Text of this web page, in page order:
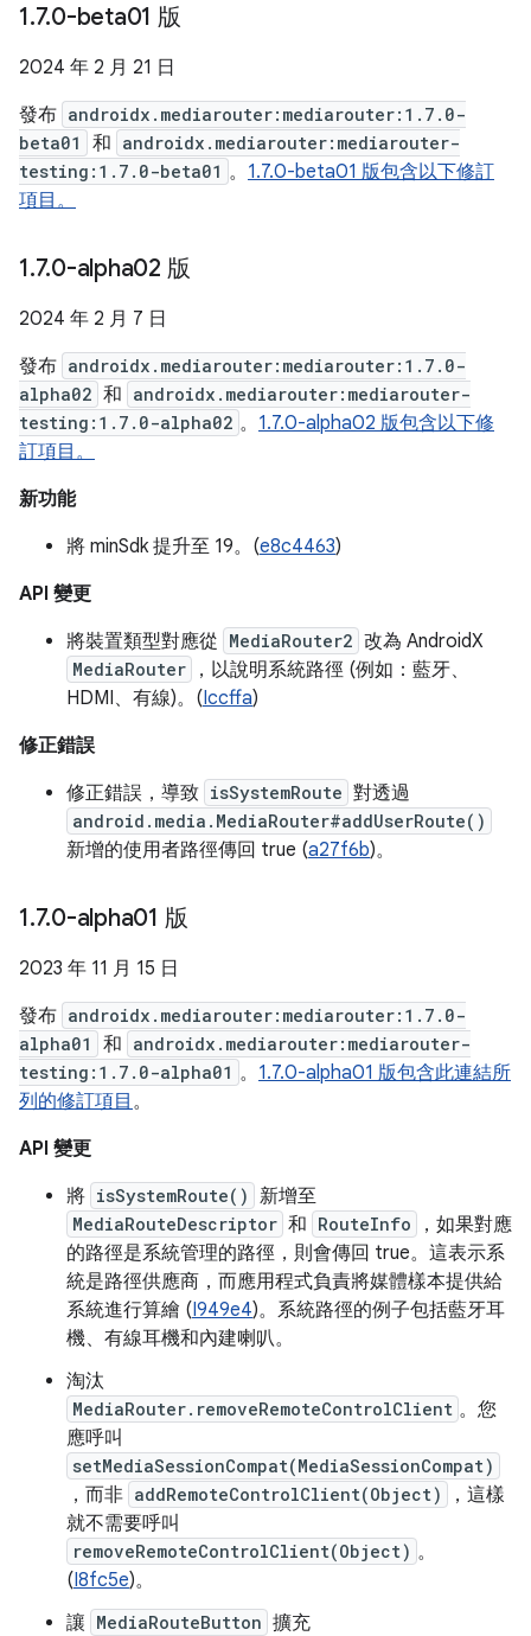
1.7.0-beta01 版
2024 年 2 月 21 日
發布 androidx.mediarouter:mediarouter:1.7.0-
beta01
和 androidx.mediarouter:mediarouter-
testing:1.7.0-beta01 。 1.7.0-beta01 版包含以下修訂
項目。
1.7.0-alpha02 版
2024 年 2 月 7 日
發布 androidx.mediarouter:mediarouter:1.7.0-
alpha02 和 androidx.mediarouter:mediarouter-
testing:1.7.0-alpha02 。 1.7.0-alpha02 版包含以下修
訂項目。
新功能
將 minSdk 提升至 19。(e8c4463)
API 變更
將裝置類型對應從 MediaRouter2 改為 AndroidX
MediaRouter
，以說明系統路徑 (例如：藍牙、
HDMI、有線)。(Iccffa)
修正錯誤
修正錯誤，導致 isSystemRoute 對透過
android.media.MediaRouter#addUserRoute()
新增的使用者路徑傳回 true (a27f6b)。
1.7.0-alpha01 版
2023 年 11 月 15 日
發布 androidx.mediarouter:mediarouter:1.7.0-
alpha01
和 androidx.mediarouter:mediarouter-
testing:1.7.0-alpha01 。 1.7.0-alpha01 版包含此連結所
列的修訂項目 。
API 變更
將 isSystemRoute() 新增至
MediaRouteDescriptor 和 RouteInfo
，如果對應
的路徑是系統管理的路徑，則會傳回 true。這表示系
統是路徑供應商，而應用程式負責將媒體樣本提供給
系統進行算繪 (I949e4)。系統路徑的例子包括藍牙耳
機、有線耳機和內建喇叭。
淘汰
MediaRouter.removeRemoteControlClient 。您
應呼叫
setMediaSessionCompat(MediaSessionCompat)
，而非 addRemoteControlClient(Object)
，這樣
就不需要呼叫
removeRemoteControlClient(Object) 。
(I8fc5e)。
讓 MediaRouteButton 擴充